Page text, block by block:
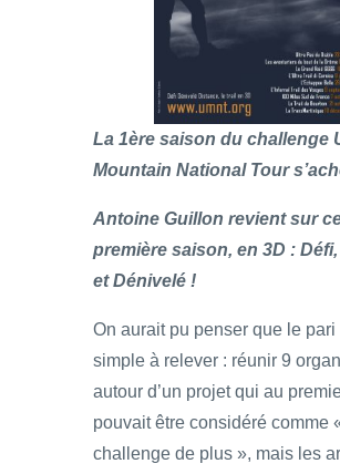
La 1ère saison du challenge
Mountain National Tour
Antoine Guillon revient sur
première saison, en 3D :
et Dénivelé !
On aurait pu penser que le pari
simple à relever : réunir 9
autour d’un projet qui au
pouvait être considéré comme
challenge de plus », mais les